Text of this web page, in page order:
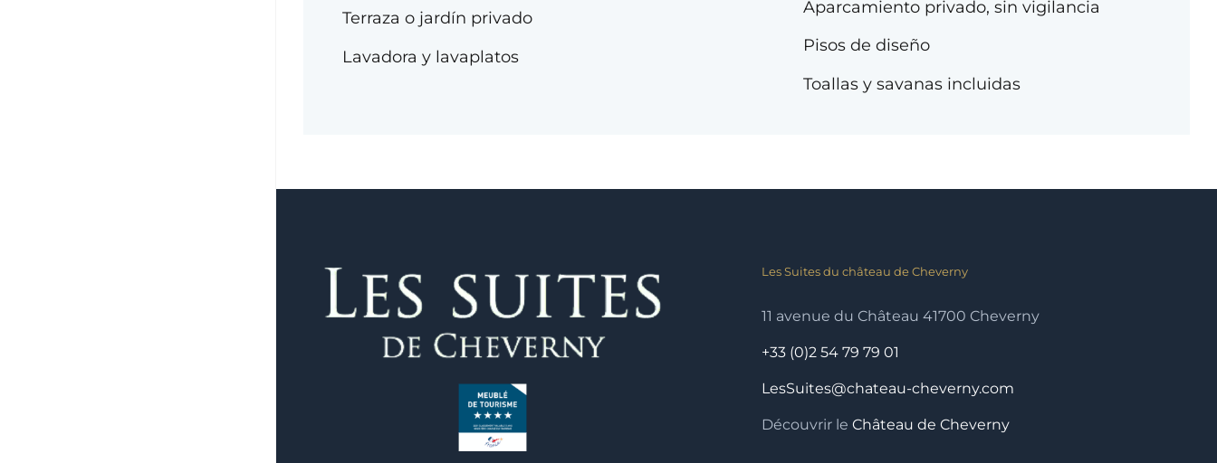
Terraza o jardín privado
Lavadora y lavaplatos
Aparcamiento privado, sin vigilancia
Pisos de diseño
Toallas y savanas incluidas
Les Suites du château de Cheverny
11 avenue du Château 41700 Cheverny
+33 (0)2 54 79 79 01
LesSuites@chateau-cheverny.com
Découvrir le Château de Cheverny